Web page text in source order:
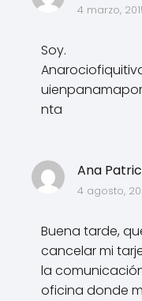
4 marzo,
Soy.
nta
Ana
4 agosto,
Buena tarde,
cancelar mi
la
oficina donde